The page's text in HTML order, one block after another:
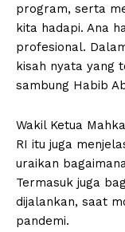
program, serta
kita hadapi. Ana
profesional.
kisah nyata yang
sambung Habib
Wakil Ketua
RI itu juga
uraikan
Termasuk juga
dijalankan, saat
pandemi.